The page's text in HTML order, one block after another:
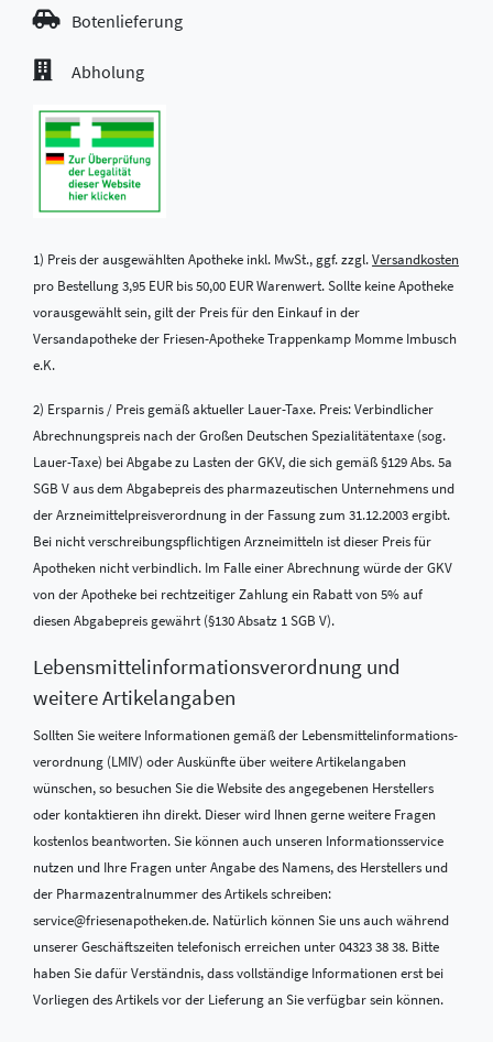
Botenlieferung
Abholung
1) Preis der ausgewählten Apotheke inkl. MwSt., ggf. zzgl.Versandkosten
pro Bestellung 3,95 EUR bis 50,00 EUR Warenwert. Sollte keine Apotheke
vorausgewählt sein, gilt der Preis für den Einkauf in der
Versandapotheke der Friesen-Apotheke Trappenkamp Momme Imbusch
e.K.
2) Ersparnis / Preis gemäß aktueller Lauer-Taxe. Preis: Verbindlicher
Abrechnungspreis nach der Großen Deutschen Spezialitätentaxe (sog.
Lauer-Taxe) bei Abgabe zu Lasten der GKV, die sich gemäß §129 Abs. 5a
SGB V aus dem Abgabepreis des pharmazeutischen Unternehmens und
der Arzneimittelpreisverordnung in der Fassung zum 31.12.2003 ergibt.
Bei nicht verschreibungspflichtigen Arzneimitteln ist dieser Preis für
Apotheken nicht verbindlich. Im Falle einer Abrechnung würde der GKV
von der Apotheke bei rechtzeitiger Zahlung ein Rabatt von 5% auf
diesen Abgabepreis gewährt (§130 Absatz 1 SGB V).
Lebensmittel­informations­verordnung und
weitere Artikelangaben
Sollten Sie weitere Informationen gemäß der Lebensmittel­informations­
verordnung (LMIV) oder Auskünfte über weitere Artikelangaben
wünschen, so besuchen Sie die Website des angegebenen Herstellers
oder kontaktieren ihn direkt. Dieser wird Ihnen gerne weitere Fragen
kostenlos beantworten. Sie können auch unseren Informationsservice
nutzen und Ihre Fragen unter Angabe des Namens, des Herstellers und
der Pharmazentralnummer des Artikels schreiben:
service@friesenapotheken.de. Natürlich können Sie uns auch während
unserer Geschäftszeiten telefonisch erreichen unter 04323 38 38. Bitte
haben Sie dafür Verständnis, dass vollständige Informationen erst bei
Vorliegen des Artikels vor der Lieferung an Sie verfügbar sein können.